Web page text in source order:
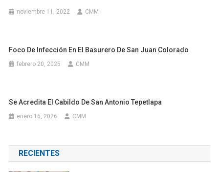
noviembre 11, 2022 CMM
Foco De Infección En El Basurero De San Juan Colorado
febrero 20, 2025 CMM
Se Acredita El Cabildo De San Antonio Tepetlapa
enero 16, 2026 CMM
RECIENTES